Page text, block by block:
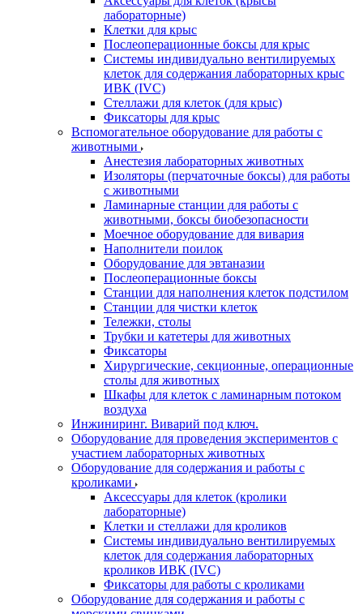
лабораторные)
Клетки для крыс
Послеоперационные боксы для крыс
Системы индивидуально вентилируемых
клеток для содержания лабораторных крыс
ИВК (IVC)
Стеллажи для клеток (для крыс)
Фиксаторы для крыс
Вспомогательное оборудование для работы с
животными
Анестезия лабораторных животных
Изоляторы (перчаточные боксы) для работы
с животными
Ламинарные станции для работы с
животными, боксы биобезопасности
Моечное оборудование для вивария
Наполнители поилок
Оборудование для эвтаназии
Послеоперационные боксы
Станции для наполнения клеток подстилом
Станции для чистки клеток
Тележки, столы
Трубки и катетеры для животных
Фиксаторы
Хирургические, секционные, операционные
столы для животных
Шкафы для клеток с ламинарным потоком
воздуха
Инжиниринг. Виварий под ключ.
Оборудование для проведения экспериментов с
участием лабораторных животных
Оборудование для содержания и работы с
кроликами
Аксессуары для клеток (кролики
лабораторные)
Клетки и стеллажи для кроликов
Системы индивидуально вентилируемых
клеток для содержания лабораторных
кроликов ИВК (IVC)
Фиксаторы для работы с кроликами
Оборудование для содержания и работы с